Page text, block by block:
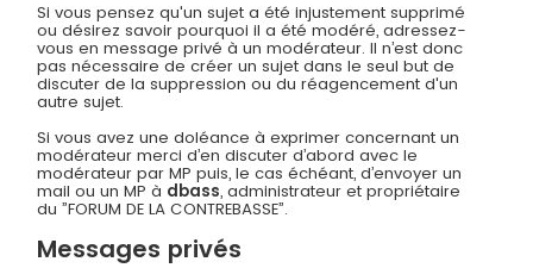
Si vous pensez qu'un sujet a été injustement supprimé
ou désirez savoir pourquoi il a été modéré, adressez-
vous en message privé à un modérateur. Il n’est donc
pas nécessaire de créer un sujet dans le seul but de
discuter de la suppression ou du réagencement d'un
autre sujet.
Si vous avez une doléance à exprimer concernant un
modérateur merci d’en discuter d’abord avec le
modérateur par MP puis, le cas échéant, d’envoyer un
mail ou un MP à dbass, administrateur et propriétaire
du ”FORUM DE LA CONTREBASSE”.
Messages privés